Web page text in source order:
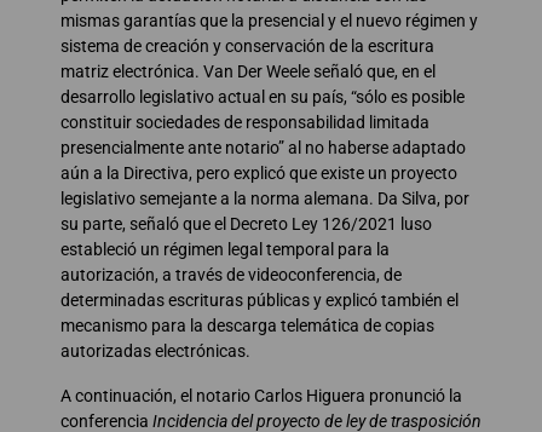
mismas garantías que la presencial y el nuevo régimen y
sistema de creación y conservación de la escritura
matriz electrónica. Van Der Weele señaló que, en el
desarrollo legislativo actual en su país, “sólo es posible
constituir sociedades de responsabilidad limitada
presencialmente ante notario” al no haberse adaptado
aún a la Directiva, pero explicó que existe un proyecto
legislativo semejante a la norma alemana. Da Silva, por
su parte, señaló que el Decreto Ley 126/2021 luso
estableció un régimen legal temporal para la
autorización, a través de videoconferencia, de
determinadas escrituras públicas y explicó también el
mecanismo para la descarga telemática de copias
autorizadas electrónicas.
A continuación, el notario Carlos Higuera pronunció la
conferencia Incidencia del proyecto de ley de trasposición